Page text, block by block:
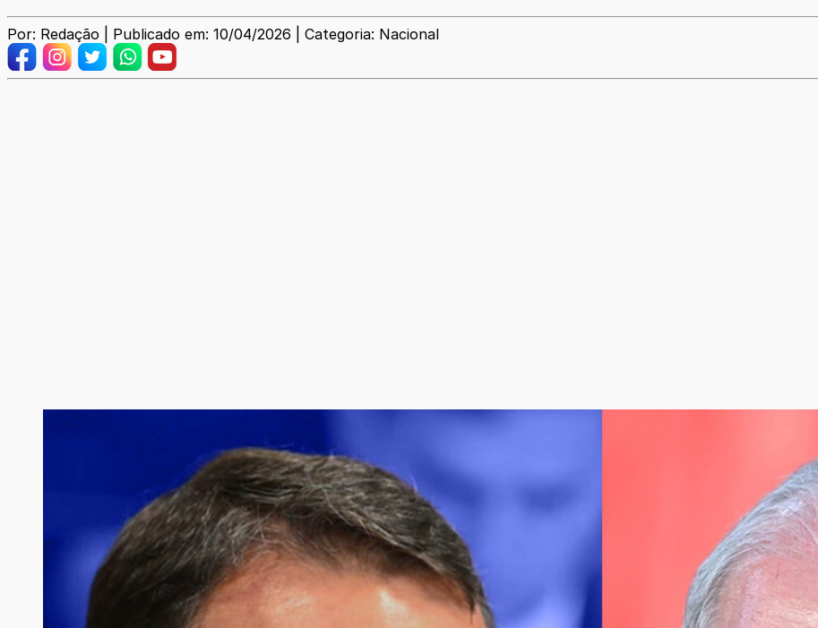
Por: Redação | Publicado em: 10/04/2026 | Categoria: Nacional